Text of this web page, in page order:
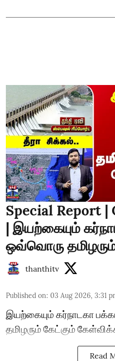
Special Report |
| இயற்கையும்
ஒவ்வொரு
thanthitv
Published on: 03 Aug 2026, 3:31
இயற்கையும் கர்நாடகா
தமிழரும் கேட்கும்
Read